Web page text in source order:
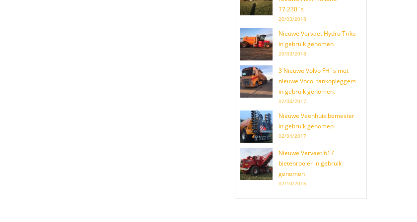
T7.230`s
20/03/2018
Nieuwe Vervaet Hydro Trike
in gebruik genomen
20/03/2018
3 Nieuwe Volvo FH`s met
nieuwe Vocol tankopleggers
in gebruik genomen.
02/04/2017
Nieuwe Veenhuis bemester
in gebruik genomen
02/04/2017
Nieuwe Vervaet 617
bietenrooier in gebruik
genomen
02/10/2016